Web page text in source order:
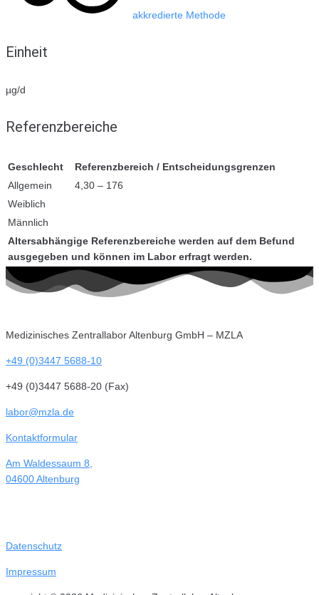
akkredierte Methode
Einheit
µg/d
Referenzbereiche
Geschlecht Referenzbereich / Entscheidungsgrenzen
Altersabhängige Referenzbereiche werden auf dem Befund
ausgegeben und können im Labor erfragt werden.
Allgemein
4,30 – 176
Weiblich
Männlich
Medizinisches Zentrallabor Altenburg GmbH – MZLA
+49 (0)3447 5688-10
+49 (0)3447 5688-20 (Fax)
labor@mzla.de
Kontaktformular
Am Waldessaum 8,
04600 Altenburg
Datenschutz
Impressum